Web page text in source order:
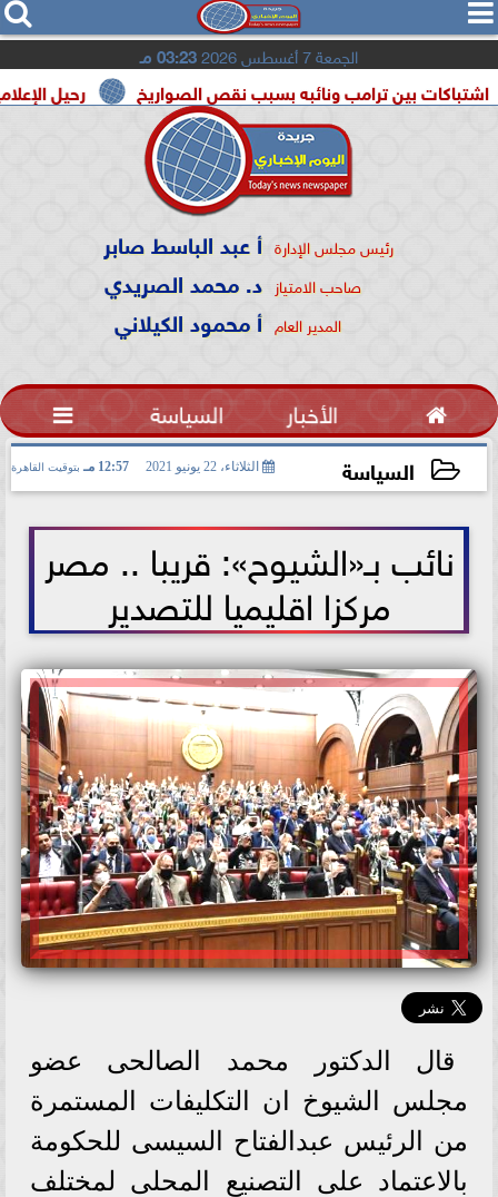
  
الجمعة 7 أغسطس 2026 03:23 مـ
رحيل الإعلامية سونيا بين ترامب ونائبه بسبب نقص الصواريخ
رئيس مجلس الإدارة أ عبد الباسط صابر
صاحب الامتياز د. محمد الصريدي
المدير العام أ محمود الكيلاني
 الأخبار السياسة 
السياسة الثلاثاء، 22 يونيو 2021 12:57 مـ بتوقيت القاهرة
نائب بـ«الشيوح»: قريبا .. مصر
مركزا اقليميا للتصدير
قال الدكتور محمد الصالحى عضو
مجلس الشيوخ ان التكليفات المستمرة
من الرئيس عبدالفتاح السيسى للحكومة
بالاعتماد على التصنيع المحلى لمختلف